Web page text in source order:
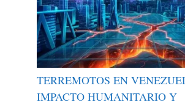
TERREMOTOS EN
IMPACTO HUMANITARIO Y